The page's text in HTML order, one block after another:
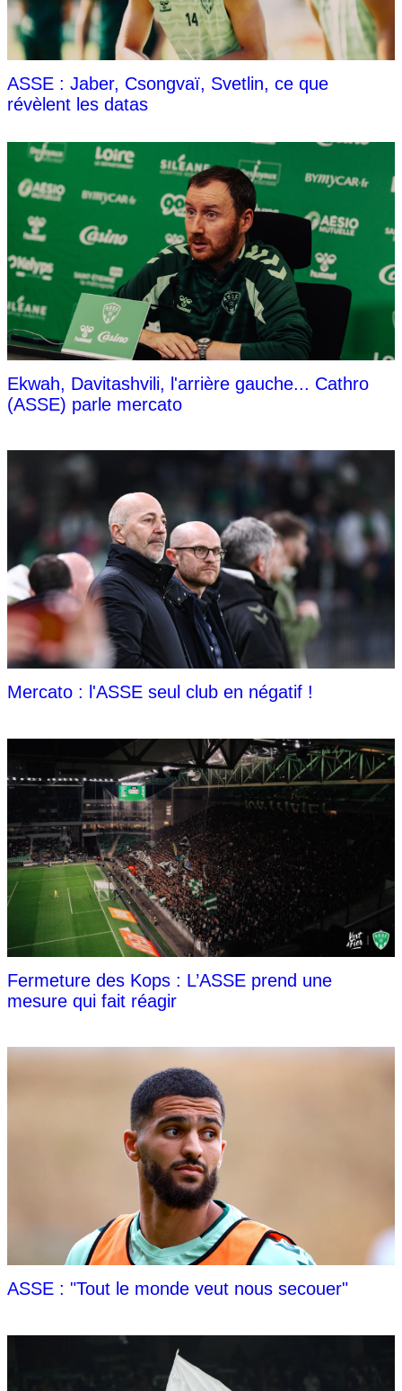
ASSE : Jaber, Csongvaï, Svetlin, ce que
révèlent les datas
Ekwah, Davitashvili, l'arrière gauche... Cathro
(ASSE) parle mercato
Mercato : l'ASSE seul club en négatif !
Fermeture des Kops : L’ASSE prend une
mesure qui fait réagir
ASSE : "Tout le monde veut nous secouer"